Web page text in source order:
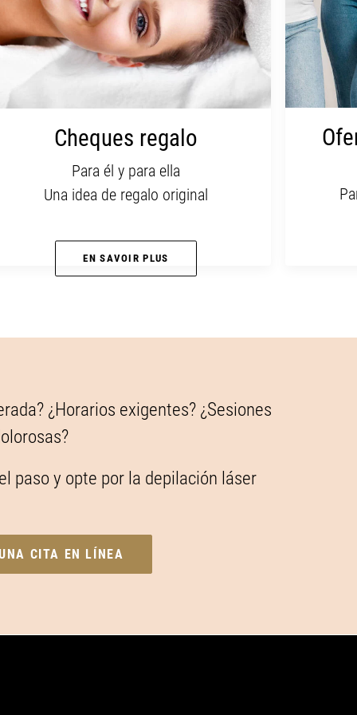
Cheques regalo
Para él y para ella
Una idea de regalo original
EN SAVOIR PLUS
¿Horarios exigentes? ¿Sesiones
paso y opte por la depilación láser
CITA EN LÍNEA